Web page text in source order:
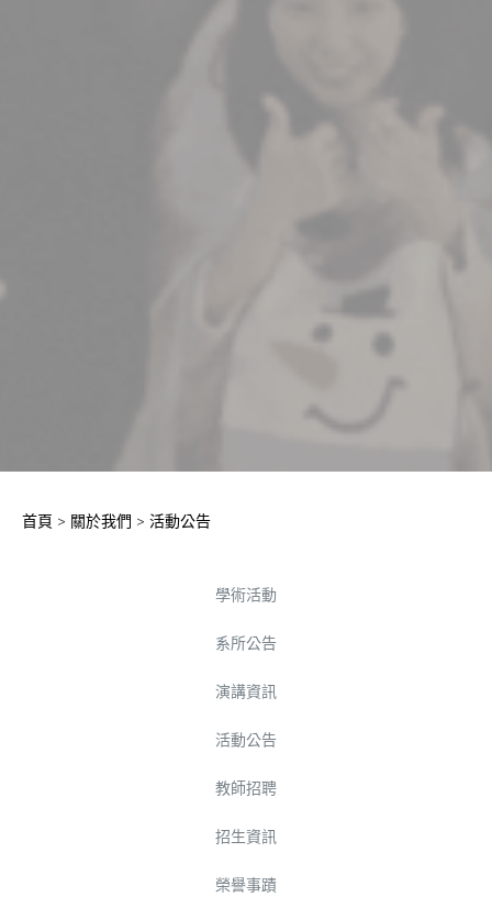
首頁 > 關於我們 > 活動公告
學術活動
系所公告
演講資訊
活動公告
教師招聘
招生資訊
榮譽事蹟